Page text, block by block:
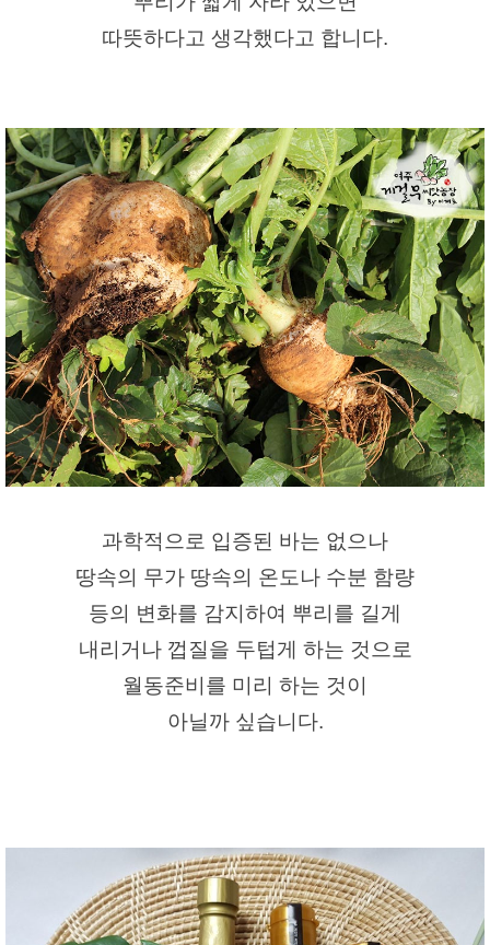
따뜻하다고 생각했다고 합니다.
과학적으로 입증된 바는 없으나
땅속의 무가 땅속의 온도나 수분 함량
등의 변화를 감지하여 뿌리를 길게
내리거나 껍질을 두텁게 하는 것으로
월동준비를 미리 하는 것이
아닐까 싶습니다.